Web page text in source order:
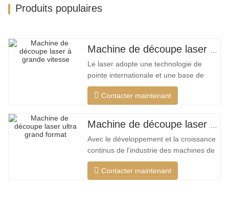
Produits populaires
Machine de découpe laser à grand encerclement à grande vitesse
Le laser adopte une technologie de
pointe internationale et une base de
données de processus de découpe
unique, qui peut effectuer différentes
matériaux, optimiser la surface de
coupe, couper une plus large gamme de
matériaux, une vitesse plus rapide, une
Contacter maintenant
Machine de découpe laser ultra grand format bon marché
Avec le développement et la croissance
continus de l'industrie des machines de
découpe laser de mon pays, il existe de
plus en plus de types de machines de
Contacter maintenant